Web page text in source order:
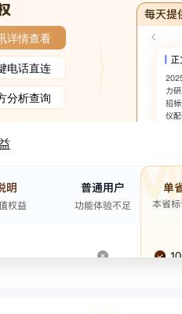
详情查看
电话直连
分析查询